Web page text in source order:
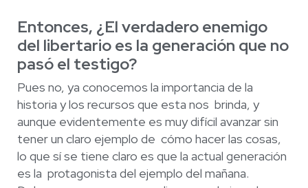
Entonces, ¿El verdadero enemigo
del libertario es la generación que no
pasó el testigo?
Pues no, ya conocemos la importancia de la
historia y los recursos que esta nos brinda, y
aunque evidentemente es muy difícil avanzar sin
tener un claro ejemplo de cómo hacer las cosas,
lo que sí se tiene claro es que la actual generación
es la protagonista del ejemplo del mañana.